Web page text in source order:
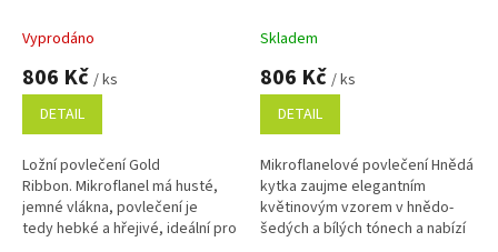
Vyprodáno
806 Kč / ks
DETAIL
Ložní povlečení Gold
Ribbon. Mikroflanel má husté,
jemné vlákna, povlečení je
tedy hebké a hřejivé, ideální pro
Skladem
806 Kč / ks
DETAIL
Mikroflanelové povlečení Hnědá
kytka zaujme elegantním
květinovým vzorem v hnědo-
šedých a bílých tónech a nabízí